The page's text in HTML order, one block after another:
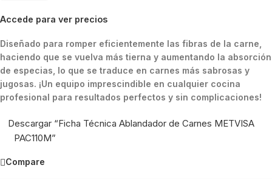
Accede para ver precios
Diseñado para romper eficientemente las fibras de la carne,
haciendo que se vuelva más tierna y aumentando la absorción
de especias, lo que se traduce en carnes más sabrosas y
jugosas. ¡Un equipo imprescindible en cualquier cocina
profesional para resultados perfectos y sin complicaciones!
Descargar “Ficha Técnica Ablandador de Carnes METVISA
PAC110M”
Compare